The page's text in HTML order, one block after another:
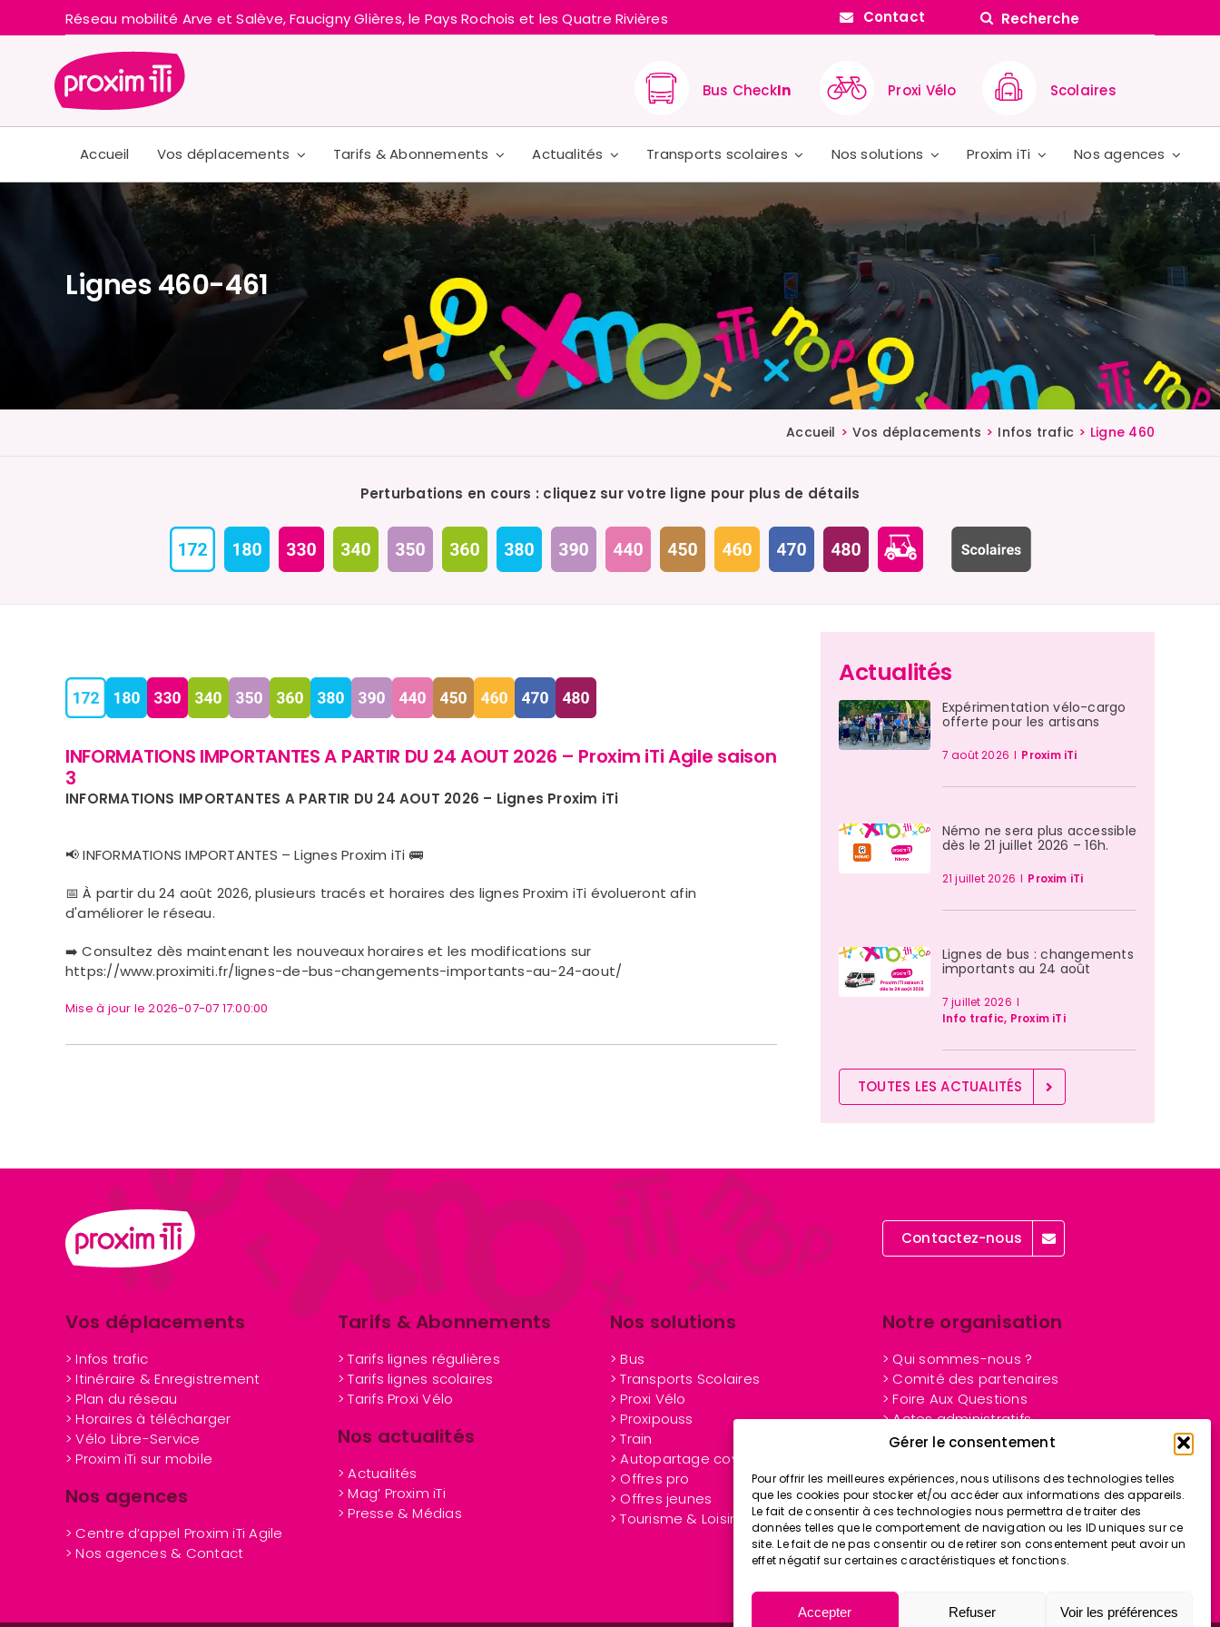
Gérer le consentement
Pour offrir les meilleures expériences, nous utilisons des technologies telles
que les cookies pour stocker et/ou accéder aux informations des appareils.
Le fait de consentir à ces technologies nous permettra de traiter des
données telles que le comportement de navigation ou les ID uniques sur ce
site. Le fait de ne pas consentir ou de retirer son consentement peut avoir un
effet négatif sur certaines caractéristiques et fonctions.
Accepter Refuser Voir les préférences
Réseau mobilité Arve et Salève, Faucigny Glières, le Pays Rochois et les Quatre Rivières Contact
Search
for:
Bus CheckIn Proxi Vélo Scolaires
Accueil Vos déplacements Tarifs & Abonnements Actualités Transports scolaires Nos solutions Proxim iTi Nos agences
Lignes 460-461
Accueil Vos déplacements Infos trafic Ligne 460
Perturbations en cours : cliquez sur votre ligne pour plus de détails
INFORMATIONS IMPORTANTES A PARTIR DU 24 AOUT 2026 – Proxim iTi Agile saison
3
INFORMATIONS IMPORTANTES A PARTIR DU 24 AOUT 2026 – Lignes Proxim iTi
📢 INFORMATIONS IMPORTANTES – Lignes Proxim iTi 🚌
📅 À partir du 24 août 2026, plusieurs tracés et horaires des lignes Proxim iTi évolueront afin
d'améliorer le réseau.
➡️ Consultez dès maintenant les nouveaux horaires et les modifications sur
https://www.proximiti.fr/lignes-de-bus-changements-importants-au-24-aout/
Mise à jour le 2026-07-07 17:00:00
Actualités
Expérimentation vélo-cargo
offerte pour les artisans
7 août 2026 I Proxim iTi
Némo ne sera plus accessible
dès le 21 juillet 2026 – 16h.
21 juillet 2026 I Proxim iTi
Lignes de bus : changements
importants au 24 août
7 juillet 2026 I
Info trafic, Proxim iTi
TOUTES LES ACTUALITÉS
Contactez-nous
Vos déplacements
> Infos trafic
> Itinéraire & Enregistrement
> Plan du réseau
> Horaires à télécharger
> Vélo Libre-Service
> Proxim iTi sur mobile
Nos agences
> Centre d’appel Proxim iTi Agile
> Nos agences & Contact
Tarifs & Abonnements
> Tarifs lignes régulières
> Tarifs lignes scolaires
> Tarifs Proxi Vélo
Nos actualités
> Actualités
> Mag’ Proxim iTi
> Presse & Médias
Nos solutions
> Bus
> Transports Scolaires
> Proxi Vélo
> Proxipouss
> Train
> Autopartage covoiturage
> Offres pro
> Offres jeunes
> Tourisme & Loisirs
Notre organisation
> Qui sommes-nous ?
> Comité des partenaires
> Foire Aux Questions
> Actes administratifs
> Offres d’emploi
> CGVU
> Mentions légales
> Handicap
> Plan de site